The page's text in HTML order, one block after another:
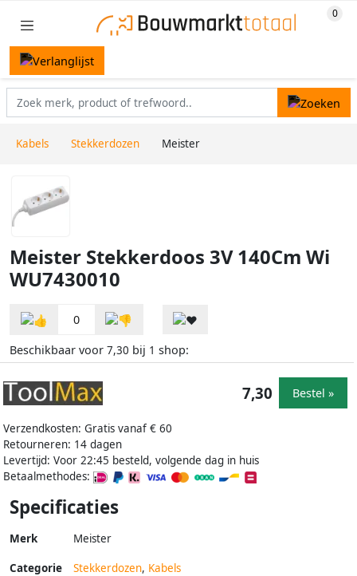
Kabels Stekkerdozen Meister
Meister Stekkerdoos 3V 140Cm Wi
WU7430010
0
Beschikbaar voor 7,30 bij 1 shop:
Verzendkosten: Gratis vanaf € 60
Retourneren: 14 dagen
Levertijd: Voor 22:45 besteld, volgende dag in huis
Betaalmethodes:
7,30 Bestel »
Specificaties
Merk Meister
Categorie Stekkerdozen, Kabels